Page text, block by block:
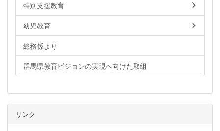
特別支援教育
幼児教育
総務係より
群馬県教育ビジョンの実現へ向けた取組
リンク